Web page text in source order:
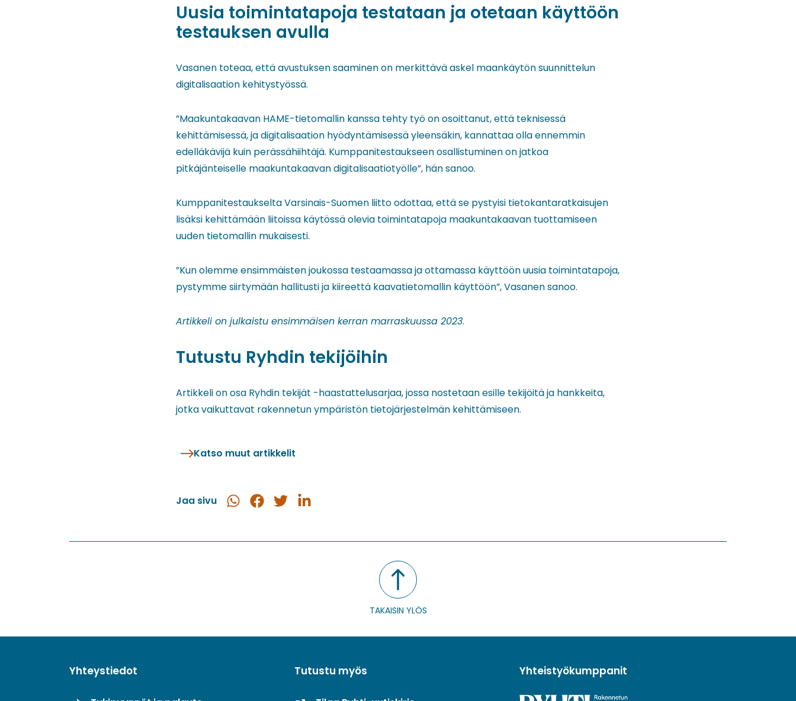
Uusia toimintatapoja testataan ja otetaan käyttöön
testauksen avulla
Vasanen toteaa, että avustuksen saaminen on merkittävä askel maankäytön suunnittelun
digitalisaation kehitystyössä.
”Maakuntakaavan HAME-tietomallin kanssa tehty työ on osoittanut, että teknisessä
kehittämisessä, ja digitalisaation hyödyntämisessä yleensäkin, kannattaa olla ennemmin
edelläkävijä kuin perässähiihtäjä. Kumppanitestaukseen osallistuminen on jatkoa
pitkäjänteiselle maakuntakaavan digitalisaatiotyölle”, hän sanoo.
Kumppanitestaukselta Varsinais-Suomen liitto odottaa, että se pystyisi tietokantaratkaisujen
lisäksi kehittämään liitoissa käytössä olevia toimintatapoja maakuntakaavan tuottamiseen
uuden tietomallin mukaisesti.
”Kun olemme ensimmäisten joukossa testaamassa ja ottamassa käyttöön uusia toimintatapoja,
pystymme siirtymään hallitusti ja kiireettä kaavatietomallin käyttöön”, Vasanen sanoo.
Artikkeli on julkaistu ensimmäisen kerran marraskuussa 2023.
Tutustu Ryhdin tekijöihin
Artikkeli on osa Ryhdin tekijät -haastattelusarjaa, jossa nostetaan esille tekijöitä ja hankkeita,
jotka vaikuttavat rakennetun ympäristön tietojärjestelmän kehittämiseen.
Katso muut artikkelit
Jaa sivu
Jaa
Jaa
Jaa
Jaa
TAKAISIN YLÖS
Yhteystiedot Tutustu myös Yhteistyökumppanit